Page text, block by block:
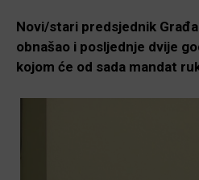
Novi/stari predsjednik
obnašao i posljednje dvije
kojom će od sada mandat